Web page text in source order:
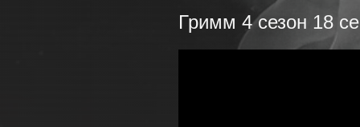
Гримм 4 сезон 18